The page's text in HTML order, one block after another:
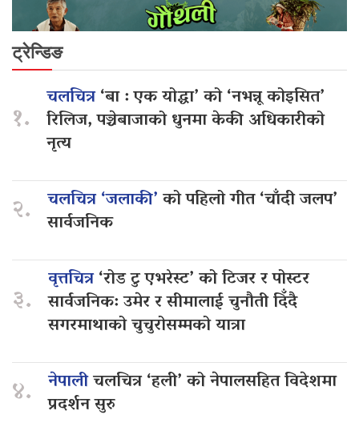
ट्रेन्डिङ
१.
चलचित्र‘बा : एक योद्धा’ को ‘नभन्नू कोइसित’
रिलिज, पञ्चेबाजाको धुनमा केकी अधिकारीको
नृत्य
२. चलचित्र ‘जलाकी’को पहिलो गीत ‘चाँदी जलप’
सार्वजनिक
३.
वृत्तचित्र‘रोड टु एभरेस्ट’ को टिजर र पोस्टर
सार्वजनिक: उमेर र सीमालाई चुनौती दिँदै
सगरमाथाको चुचुरोसम्मको यात्रा
४. नेपालीचलचित्र ‘हली’ को नेपालसहित विदेशमा
प्रदर्शन सुरु